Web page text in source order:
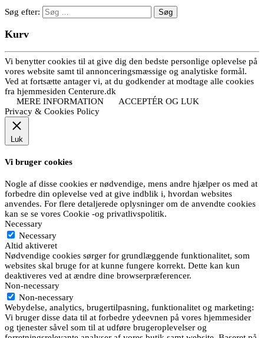
Søg efter:
Kurv
Vi benytter cookies til at give dig den bedste personlige oplevelse på
vores website samt til annonceringsmæssige og analytiske formål.
Ved at fortsætte antager vi, at du godkender at modtage alle cookies
fra hjemmesiden Centerure.dk
MERE INFORMATION
ACCEPTÉR OG LUK
Privacy & Cookies Policy
Luk
Vi bruger cookies
Nogle af disse cookies er nødvendige, mens andre hjælper os med at
forbedre din oplevelse ved at give indblik i, hvordan websites
anvendes. For flere detaljerede oplysninger om de anvendte cookies
kan se se vores Cookie -og privatlivspolitik.
Necessary
Necessary
Altid aktiveret
Nødvendige cookies sørger for grundlæggende funktionalitet, som
websites skal bruge for at kunne fungere korrekt. Dette kan kun
deaktiveres ved at ændre dine browserpræferencer.
Non-necessary
Non-necessary
Webydelse, analytics, brugertilpasning, funktionalitet og marketing:
Vi bruger disse data til at forbedre ydeevnen på vores hjemmesider
og tjenester såvel som til at udføre brugeroplevelser og